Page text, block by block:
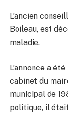
L’ancien
Boileau, est
maladie.
L’annonce a
cabinet du
municipal de
politique, il